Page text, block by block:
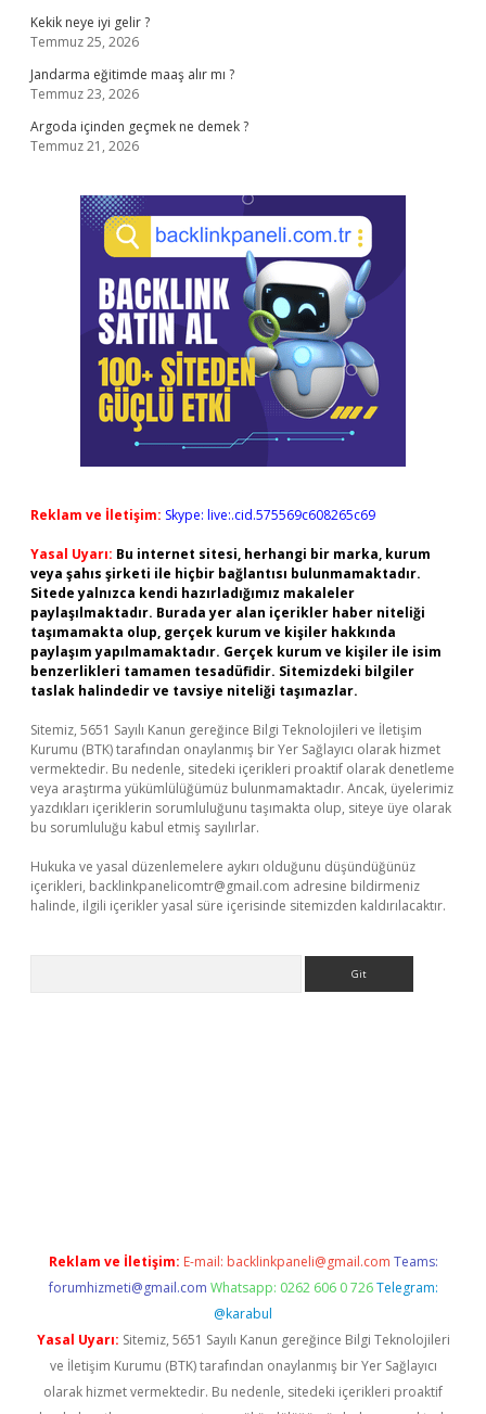
Kekik neye iyi gelir ?
Temmuz 25, 2026
Jandarma eğitimde maaş alır mı ?
Temmuz 23, 2026
Argoda içinden geçmek ne demek ?
Temmuz 21, 2026
Reklam ve İletişim: Skype: live:.cid.575569c608265c69
Yasal Uyarı: Bu internet sitesi, herhangi bir marka, kurum
veya şahıs şirketi ile hiçbir bağlantısı bulunmamaktadır.
Sitede yalnızca kendi hazırladığımız makaleler
paylaşılmaktadır. Burada yer alan içerikler haber niteliği
taşımamakta olup, gerçek kurum ve kişiler hakkında
paylaşım yapılmamaktadır. Gerçek kurum ve kişiler ile isim
benzerlikleri tamamen tesadüfidir. Sitemizdeki bilgiler
taslak halindedir ve tavsiye niteliği taşımazlar.
Sitemiz, 5651 Sayılı Kanun gereğince Bilgi Teknolojileri ve İletişim
Kurumu (BTK) tarafından onaylanmış bir Yer Sağlayıcı olarak hizmet
vermektedir. Bu nedenle, sitedeki içerikleri proaktif olarak denetleme
veya araştırma yükümlülüğümüz bulunmamaktadır. Ancak, üyelerimiz
yazdıkları içeriklerin sorumluluğunu taşımakta olup, siteye üye olarak
bu sorumluluğu kabul etmiş sayılırlar.
Hukuka ve yasal düzenlemelere aykırı olduğunu düşündüğünüz
içerikleri, backlinkpanelicomtr@gmail.com adresine bildirmeniz
halinde, ilgili içerikler yasal süre içerisinde sitemizden kaldırılacaktır.
Reklam ve İletişim: E-mail: backlinkpaneli@gmail.com Teams:
forumhizmeti@gmail.com Whatsapp: 0262 606 0 726 Telegram:
@karabul
Yasal Uyarı: Sitemiz, 5651 Sayılı Kanun gereğince Bilgi Teknolojileri
ve İletişim Kurumu (BTK) tarafından onaylanmış bir Yer Sağlayıcı
olarak hizmet vermektedir. Bu nedenle, sitedeki içerikleri proaktif